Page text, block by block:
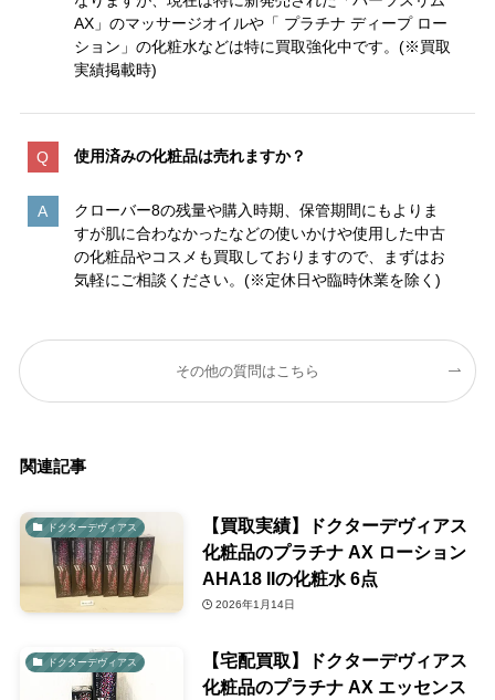
AX」のマッサージオイルや「 プラチナ ディープ ロー
ション」の化粧水などは特に買取強化中です。(※買取
実績掲載時)
使用済みの化粧品は売れますか？
クローバー8の残量や購入時期、保管期間にもよりま
すが肌に合わなかったなどの使いかけや使用した中古
の化粧品やコスメも買取しておりますので、まずはお
気軽にご相談ください。(※定休日や臨時休業を除く)
その他の質問はこちら
関連記事
ドクターデヴィアス
【買取実績】ドクターデヴィアス
化粧品のプラチナ AX ローション
AHA18 IIの化粧水 6点
2026年1月14日
ドクターデヴィアス
【宅配買取】ドクターデヴィアス
化粧品のプラチナ AX エッセンス